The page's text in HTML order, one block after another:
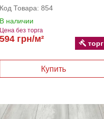
Код Товара: 854
В наличии
Цена без торга
594 грн/м² торг